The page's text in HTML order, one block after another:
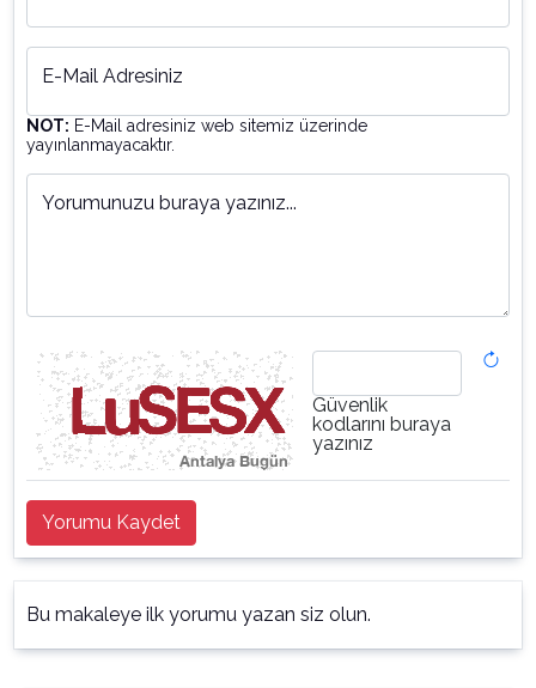
E-Mail Adresiniz
NOT: E-Mail adresiniz web sitemiz üzerinde
yayınlanmayacaktır.
Yorumunuzu buraya yazınız...
Güvenlik
kodlarını buraya
yazınız
Yorumu Kaydet
Bu makaleye ilk yorumu yazan siz olun.